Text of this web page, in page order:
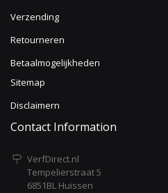
Verzending
Retourneren
Betaalmogelijkheden
Sitemap
Disclaimern
Contact Information
VerfDirect.nl
Tempelierstraat 5
6851BL Huissen